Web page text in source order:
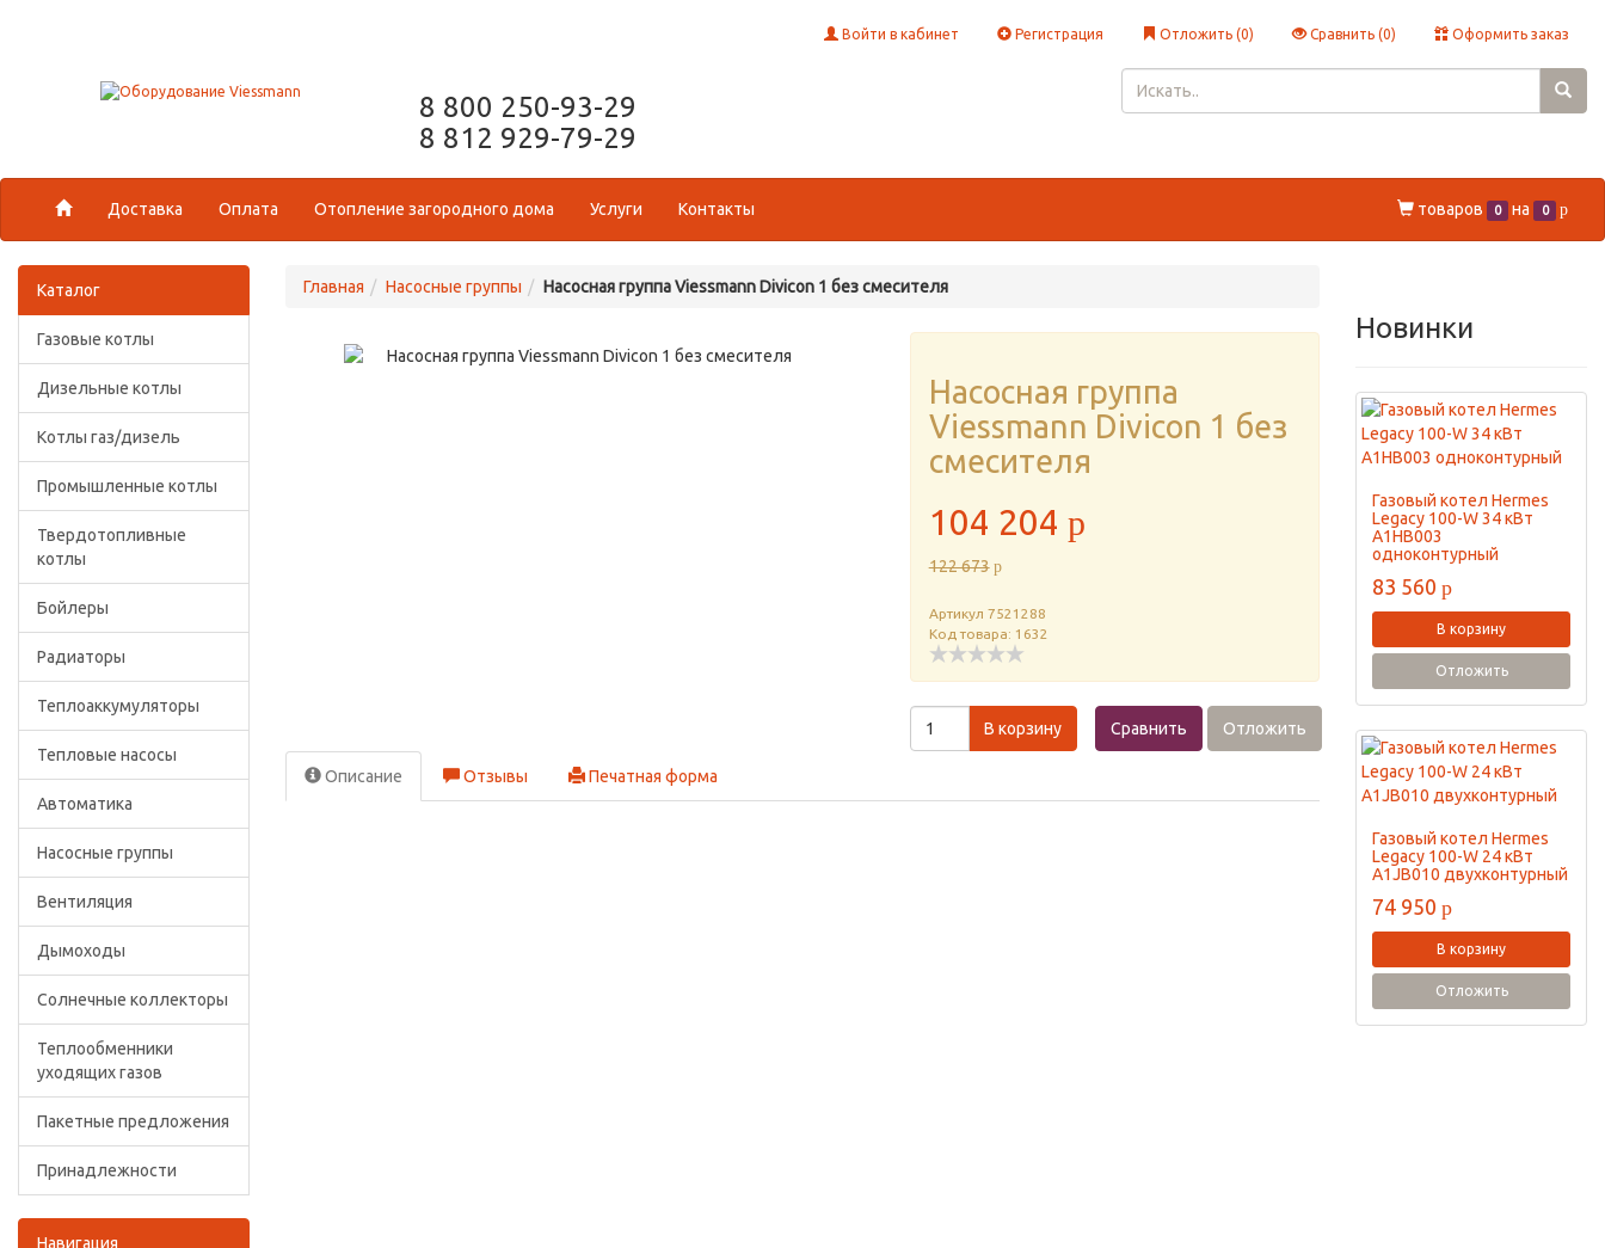
Войти в кабинет Регистрация Отложить (0) Сравнить (0) Оформить заказ
8 800 250-93-29
8 812 929-79-29
Доставка Оплата Отопление загородного дома Услуги Контакты товаров 0 на 0 p
Каталог
Газовые котлы
Дизельные котлы
Котлы газ/дизель
Промышленные котлы
Твердотопливные
котлы
Бойлеры
Радиаторы
Теплоаккумуляторы
Тепловые насосы
Автоматика
Насосные группы
Вентиляция
Дымоходы
Солнечные коллекторы
Теплообменники
уходящих газов
Пакетные предложения
Принадлежности
Навигация
Главная Насосные группы Насосная группа Viessmann Divicon 1 без смесителя
Насосная группа
Viessmann Divicon 1 без
смесителя
104 204 p
122 673 p
Артикул 7521288
Код товара: 1632
В корзину Сравнить Отложить
Описание Отзывы Печатная форма
Новинки
Газовый котел Hermes
Legacy 100-W 34 кВт
A1HB003
одноконтурный
83 560 p
В корзину
Отложить
Газовый котел Hermes
Legacy 100-W 24 кВт
A1JB010 двухконтурный
74 950 p
В корзину
Отложить